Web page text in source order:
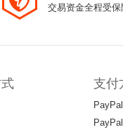
交易资金全程受保
支付